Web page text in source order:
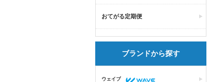
おてがる定期便
ブランドから探す
ウェイブ